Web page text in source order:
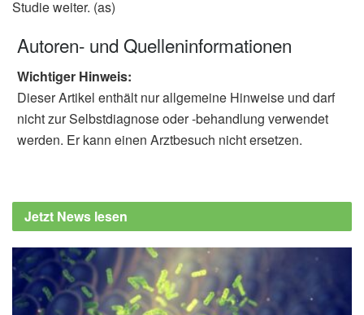
Studie weiter. (as)
Autoren- und Quelleninformationen
Wichtiger Hinweis:
Dieser Artikel enthält nur allgemeine Hinweise und darf
nicht zur Selbstdiagnose oder -behandlung verwendet
werden. Er kann einen Arztbesuch nicht ersetzen.
Jetzt News lesen